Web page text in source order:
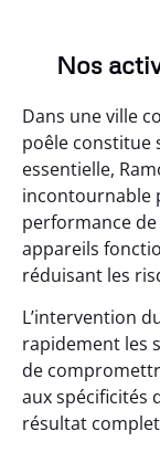
Nos
Dans une ville
poêle constitue
essentielle,
incontournable
performance de
appareils
réduisant les
L’intervention
rapidement les
de
aux spécificités
résultat